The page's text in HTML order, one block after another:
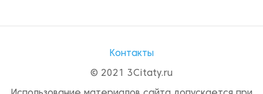
Контакты
© 2021 3Citaty.ru